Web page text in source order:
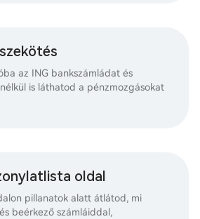
az ING bankszámládat és
is láthatod a pénzmozgásokat
oldal
pillanatok alatt átlátod, mi
beérkező számláiddal,